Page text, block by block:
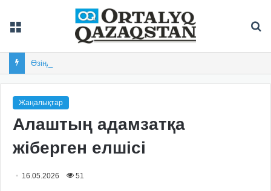
Өзіндік өрнегі бар өлке
Жаңалықтар
Алаштың адамзатқа
жіберген елшісі
16.05.2026 51